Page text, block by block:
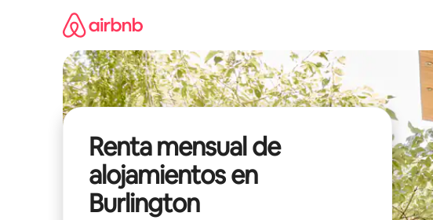
Renta mensual de
alojamientos en
Burlington